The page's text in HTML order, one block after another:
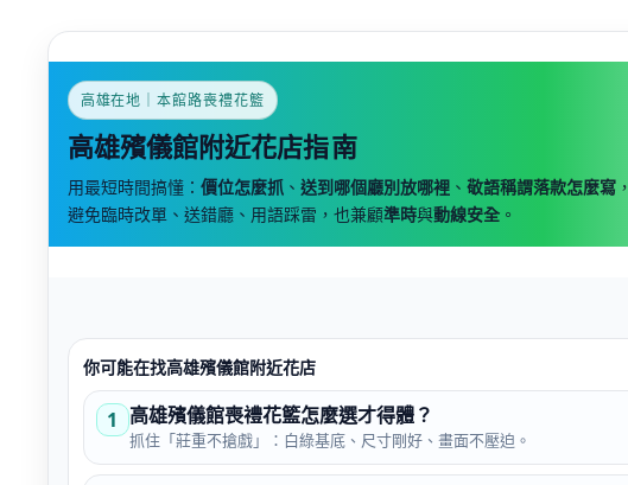
高雄在地｜本館路喪禮花籃
高雄殯儀館附近花店指南
用最短時間搞懂： 價位怎麼抓、 送到哪個廳別放哪裡、 敬語稱謂落款怎麼寫，
避免臨時改單、送錯廳、用語踩雷，也兼顧準時與動線安全。
你可能在找高雄殯儀館附近花店
1 高雄殯儀館喪禮花籃怎麼選才得體？
抓住「莊重不搶戲」：白綠基底、尺寸剛好、畫面不壓迫。